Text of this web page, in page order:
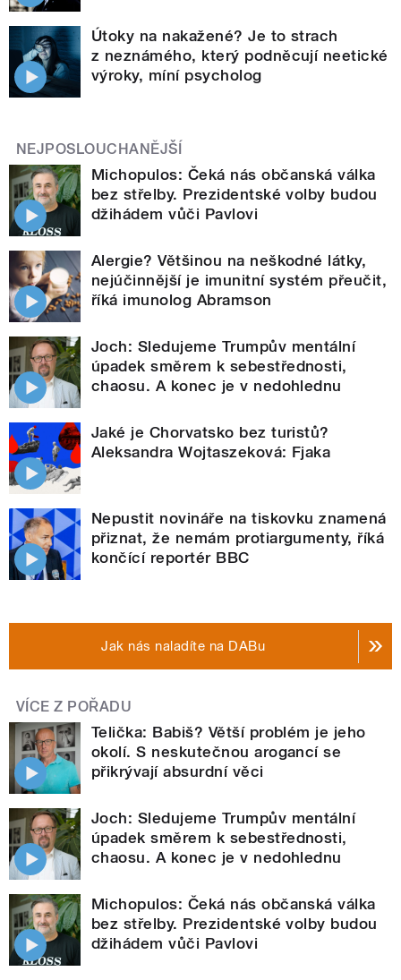
Útoky na nakažené? Je to strach
z neznámého, který podněcují neetické
výroky, míní psycholog
NEJPOSLOUCHANĚJŠÍ
Michopulos: Čeká nás občanská válka
bez střelby. Prezidentské volby budou
džihádem vůči Pavlovi
Alergie? Většinou na neškodné látky,
nejúčinnější je imunitní systém přeučit,
říká imunolog Abramson
Joch: Sledujeme Trumpův mentální
úpadek směrem k sebestřednosti,
chaosu. A konec je v nedohlednu
Jaké je Chorvatsko bez turistů?
Aleksandra Wojtaszeková: Fjaka
Nepustit novináře na tiskovku znamená
přiznat, že nemám protiargumenty, říká
končící reportér BBC
Jak nás naladíte na DABu
VÍCE Z POŘADU
Telička: Babiš? Větší problém je jeho
okolí. S neskutečnou arogancí se
přikrývají absurdní věci
Joch: Sledujeme Trumpův mentální
úpadek směrem k sebestřednosti,
chaosu. A konec je v nedohlednu
Michopulos: Čeká nás občanská válka
bez střelby. Prezidentské volby budou
džihádem vůči Pavlovi